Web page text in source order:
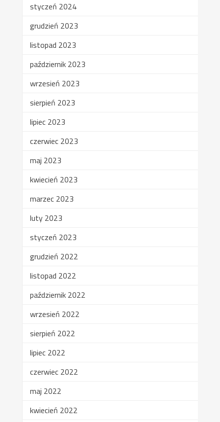
styczeń 2024
grudzień 2023
listopad 2023
październik 2023
wrzesień 2023
sierpień 2023
lipiec 2023
czerwiec 2023
maj 2023
kwiecień 2023
marzec 2023
luty 2023
styczeń 2023
grudzień 2022
listopad 2022
październik 2022
wrzesień 2022
sierpień 2022
lipiec 2022
czerwiec 2022
maj 2022
kwiecień 2022